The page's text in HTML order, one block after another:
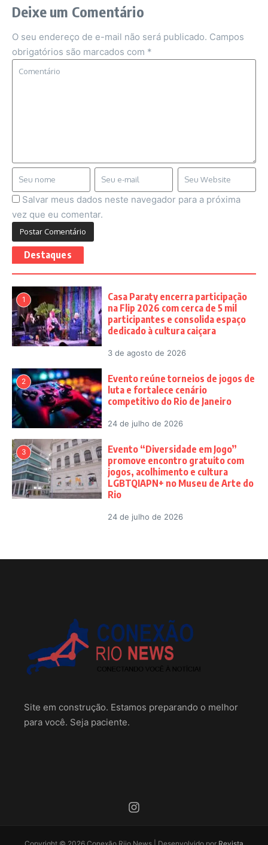
Deixe um Comentário
O seu endereço de e-mail não será publicado. Campos
obrigatórios são marcados com *
Salvar meus dados neste navegador para a próxima
vez que eu comentar.
Destaques
1
Casa Paraty encerra participação
na Flip 2026 com cerca de 5 mil
participantes e consolida espaço
dedicado à cultura caiçara
3 de agosto de 2026
2
Evento reúne torneios de jogos de
luta e fortalece cenário
competitivo do Rio de Janeiro
24 de julho de 2026
3
Evento “Diversidade em Jogo”
promove encontro gratuito com
jogos, acolhimento e cultura
LGBTQIAPN+ no Museu de Arte do
Rio
24 de julho de 2026
Site em construção. Estamos preparando o melhor
para você. Seja paciente.